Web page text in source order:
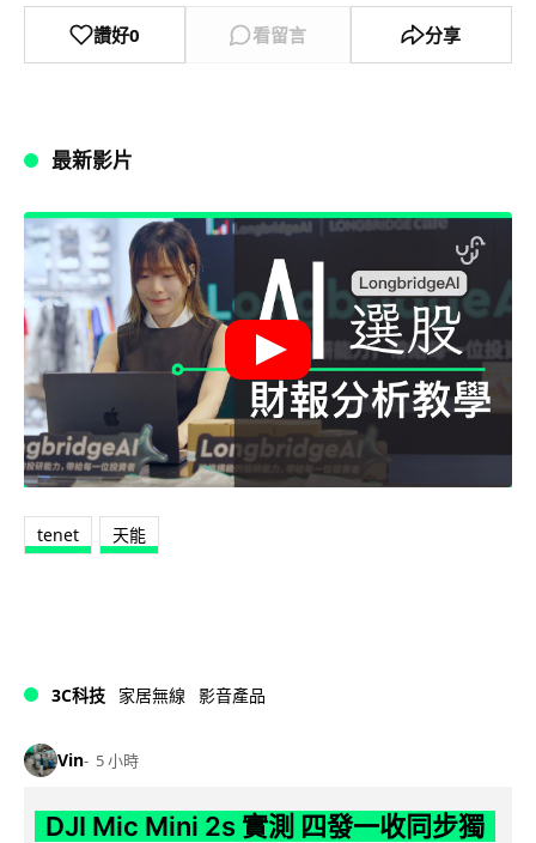
讚好0 看留言 分享
最新影片
tenet 天能
3C科技 家居無線 影音產品
Vin 5 小時
DJI Mic Mini 2s 實測 四發一收同步獨